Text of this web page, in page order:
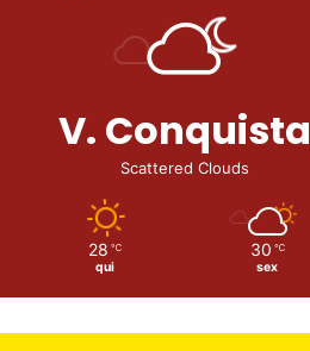
V. Conquista
Scattered Clouds
28 ℃
qui
30 ℃
sex